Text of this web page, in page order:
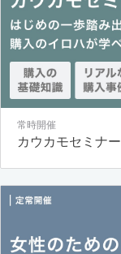
常時開催
カウカモセミナー